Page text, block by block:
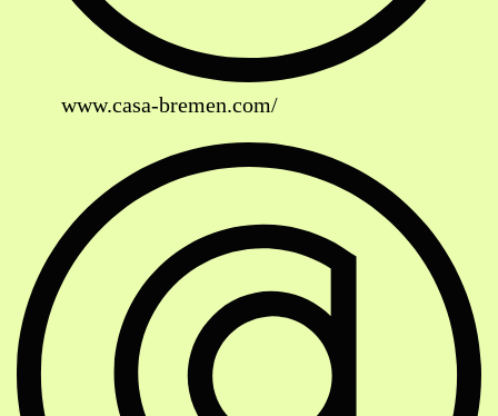
www.casa-bremen.com/
Soziale Netzwerke